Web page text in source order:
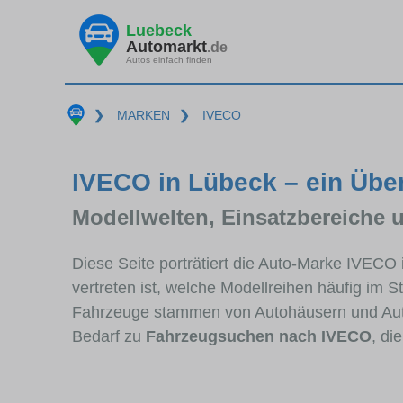
Luebeck
Automarkt.de
Autos einfach finden
❯ MARKEN ❯ IVECO
IVECO in Lübeck – ein
Modellwelten, Einsatzbereiche
Diese Seite porträtiert die Auto-Marke
vertreten ist, welche Modellreihen häufig im
Fahrzeuge stammen von Autohäusern und
Bedarf zu Fahrzeugsuchen nach IVECO,